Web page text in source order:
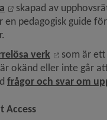
Länk till annan
skapad av
en pedagogisk guide
verk Länk till
som är
okänd eller inte går
frågor och svar om
Access